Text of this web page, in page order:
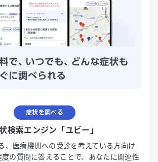
症状を調べる
検索エンジン「ユビー」
、医療機関への受診を考えている方向け
の質問に答えることで、あなたに関連性